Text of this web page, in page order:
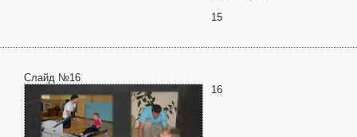
15
Слайд №16
16